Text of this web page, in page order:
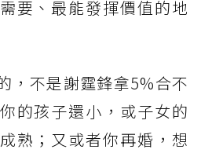
要、最能發揮價值的地
，不是謝霆鋒拿5%合不
的孩子還小，或子女的
熟；又或者你再婚，想